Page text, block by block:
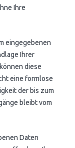
Ihre
eingegebenen
Ihrer
diese
eine formlose
der bis zum
bleibt vom
Daten